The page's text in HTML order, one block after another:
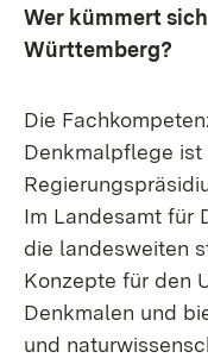
Wer kümmert
Württemberg?
Die
Denkmalpflege ist
Im Landesamt für
die landesweiten
Konzepte für den
Denkmalen und
und